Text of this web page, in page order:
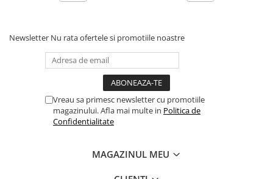
Newsletter Nu rata ofertele si promotiile noastre
Vreau sa primesc newsletter cu promotiile
magazinului. Afla mai multe in Politica de
Confidentialitate
MAGAZINUL MEU